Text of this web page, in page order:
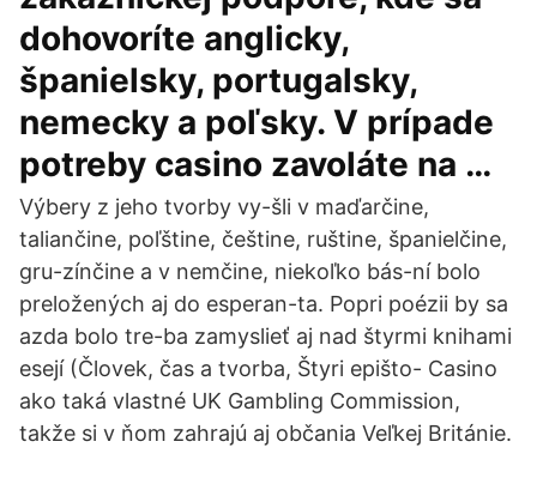
dohovoríte anglicky,
španielsky, portugalsky,
nemecky a poľsky. V prípade
potreby casino zavoláte na …
Výbery z jeho tvorby vy-šli v maďarčine,
taliančine, poľštine, češtine, ruštine, španielčine,
gru-zínčine a v nemčine, niekoľko bás-ní bolo
preložených aj do esperan-ta. Popri poézii by sa
azda bolo tre-ba zamyslieť aj nad štyrmi knihami
esejí (Človek, čas a tvorba, Štyri epišto- Casino
ako taká vlastné UK Gambling Commission,
takže si v ňom zahrajú aj občania Veľkej Británie.